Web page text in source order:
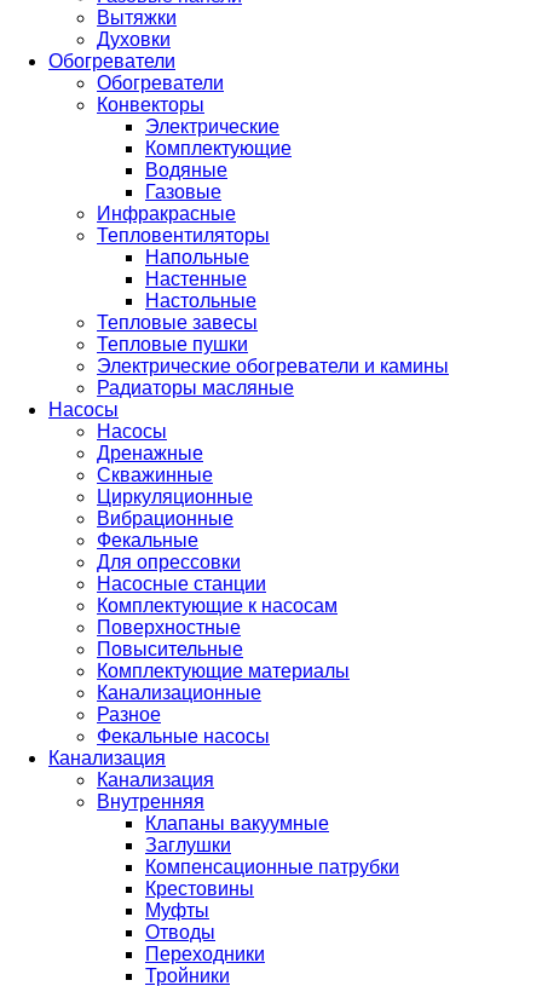
Вытяжки
Духовки
Обогреватели
Обогреватели
Конвекторы
Электрические
Комплектующие
Водяные
Газовые
Инфракрасные
Тепловентиляторы
Напольные
Настенные
Настольные
Тепловые завесы
Тепловые пушки
Электрические обогреватели и камины
Радиаторы масляные
Насосы
Насосы
Дренажные
Скважинные
Циркуляционные
Вибрационные
Фекальные
Для опрессовки
Насосные станции
Комплектующие к насосам
Поверхностные
Повысительные
Комплектующие материалы
Канализационные
Разное
Фекальные насосы
Канализация
Канализация
Внутренняя
Клапаны вакуумные
Заглушки
Компенсационные патрубки
Крестовины
Муфты
Отводы
Переходники
Тройники